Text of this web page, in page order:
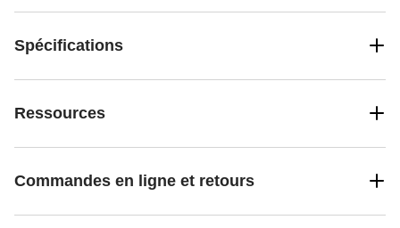
Spécifications
Ressources
Commandes en ligne et retours